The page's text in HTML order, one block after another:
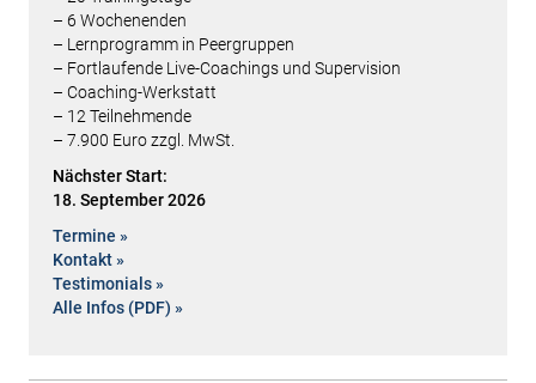
– 6 Wochenenden
– Lern­programm in Peergruppen
– Fortlaufende Live-Coachings und Supervision
– Coaching-Werkstatt
– 12 Teilnehmende
– 7.900 Euro zzgl. MwSt.
Nächster Start:
18. September 2026
Termine »
Kontakt »
Testimonials »
Alle Infos (PDF) »